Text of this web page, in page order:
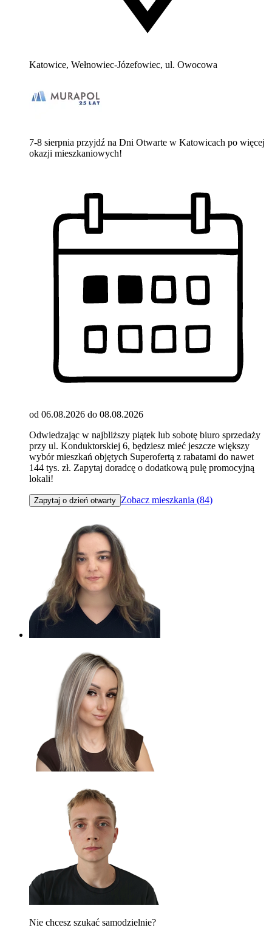
Katowice, Wełnowiec-Józefowiec, ul. Owocowa
7-8 sierpnia przyjdź na Dni Otwarte w Katowicach po więcej
okazji mieszkaniowych!
od 06.08.2026 do 08.08.2026
Odwiedzając w najbliższy piątek lub sobotę biuro sprzedaży
przy ul. Konduktorskiej 6, będziesz mieć jeszcze większy
wybór mieszkań objętych Superofertą z rabatami do nawet
144 tys. zł. Zapytaj doradcę o dodatkową pulę promocyjną
lokali!
Zapytaj o dzień otwarty Zobacz mieszkania (84)
Nie chcesz szukać samodzielnie?